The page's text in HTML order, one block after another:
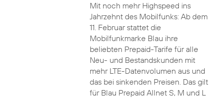
Mit noch mehr Highspeed ins
Jahrzehnt des Mobilfunks: Ab dem
11. Februar stattet die
Mobilfunkmarke Blau ihre
beliebten Prepaid-Tarife für alle
Neu- und Bestandskunden mit
mehr LTE-Datenvolumen aus und
das bei sinkenden Preisen. Das gilt
für Blau Prepaid Allnet S, M und L